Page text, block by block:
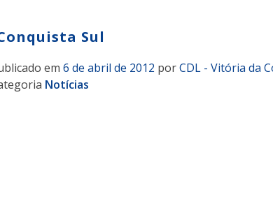
Sul
em 6 de abril de 2012 porCDL - Vitória da
Notícias